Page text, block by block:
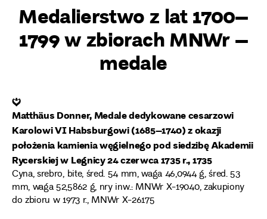
Medalierstwo z lat 1700–
1799 w zbiorach MNWr –
medale
❦
Matthäus Donner, Medale dedykowane cesarzowi
Karolowi VI Habsburgowi (1685–1740) z okazji
położenia kamienia węgielnego pod siedzibę Akademii
Rycerskiej w Legnicy 24 czerwca 1735 r., 1735
Cyna, srebro, bite, śred. 54 mm, waga 46,0944 g, śred. 53
mm, waga 52,5862 g, nry inw.: MNWr X-19040, zakupiony
do zbioru w 1973 r., MNWr X-26175